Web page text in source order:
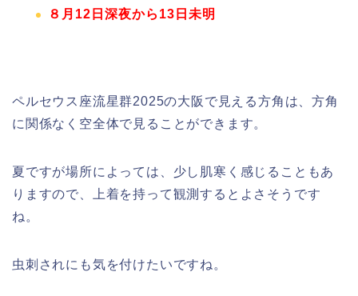
８月12日深夜から13日未明
ペルセウス座流星群2025の大阪で見える方角は、方角
に関係なく空全体で見ることができます。
夏ですが場所によっては、少し肌寒く感じることもあ
りますので、上着を持って観測するとよさそうです
ね。
虫刺されにも気を付けたいですね。